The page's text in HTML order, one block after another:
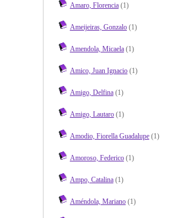
Amaro, Florencia(1)
Ameijeiras, Gonzalo(1)
Amendola, Micaela(1)
Amico, Juan Ignacio(1)
Amigo, Delfina(1)
Amigo, Lautaro(1)
Amodio, Fiorella Guadalupe(1)
Amoroso, Federico(1)
Ampo, Catalina(1)
Améndola, Mariano(1)